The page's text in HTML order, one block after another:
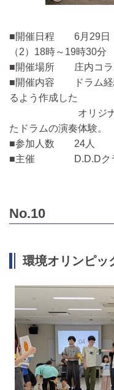
■開催日程 6月29日
（2）18時～19時30分
■開催場所 庄内コ
■開催内容 ドラム経
るよう作成した
オリジナルDVD
たドラムの演奏体験。
■参加人数 24人
■主催 D.D.Dク
No.10
環境オリンピッ